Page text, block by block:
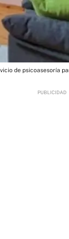
de psicoasesoría